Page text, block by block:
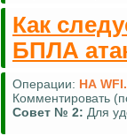
Как
БПЛА
Операции: НА
Комментировать
Совет № 2: Для